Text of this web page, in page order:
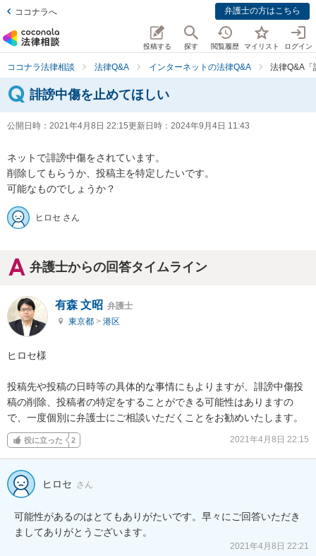
ココナラへ 弁護士の方はこちら
投稿する 探す 閲覧履歴 マイリスト ログイン
ココナラ法律相談 法律Q&A インターネットの法律Q&A 法律Q&A「
誹謗中傷を止めてほしい
公開日時： 2021年4月8日 22:15更新日時： 2024年9月4日 11:43
ネットで誹謗中傷をされています。
削除してもらうか、投稿主を特定したいです。
可能なものでしょうか？
ヒロセ さん
弁護士からの回答タイムライン
有森 文昭 弁護士
東京都 > 港区
ヒロセ様
投稿先や投稿の日時等の具体的な事情にもよりますが、誹謗中傷投
稿の削除、投稿者の特定をすることができる可能性はありますの
で、一度個別に弁護士にご相談いただくことをお勧めいたします。
役に立った 2 2021年4月8日 22:15
ヒロセ さん
可能性があるのはとてもありがたいです。早々にご回答いただき
ましてありがとうございます。
2021年4月8日 22:21